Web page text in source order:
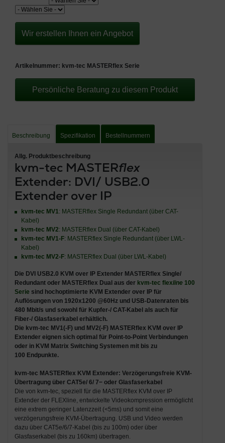
Wir erstellen Ihnen ein Angebot
Artikelnummer: kvm-tec MASTERflex Serie
Persönliche Beratung zu diesem Produkt
Beschreibung Spezifikation Bestellnummern
Allg. Produktbeschreibung
kvm-tec MASTERflex
Extender: DVI/ USB2.0
Extender over IP
kvm-tec MV1: MASTERflex Single Redundant (über CAT-
Kabel)
kvm-tec MV2: MASTERflex Dual (über CAT-Kabel)
kvm-tec MV1-F: MASTERflex Single Redundant (über LWL-
Kabel)
kvm-tec MV2-F: MASTERflex Dual (über LWL-Kabel)
Die DVI USB2.0 KVM over IP Extender MASTERflex Single/
Redundant oder MASTERflex Dual aus der kvm-tec flexline 100
Serie sind hochoptimierte KVM Extender over IP für
Auflösungen von 1920x1200 @60Hz und USB-Datenraten bis
480 Mbit/s und sowohl für Kupfer-/ CAT-Kabel als auchfür
Fiber-/ Glasfaserkabel erhältlich.
Die kvm-tec MV1(-F) und MV2(-F) MASTERflex KVM over IP
Extendereignen sich optimal für Point-to-Point Verbindungen
oder in KVM Matrix Switching Systemen mit bis zu
100 Endpunkte.
kvm-tec MASTERflex KVM Extender: Verzögerungsfreie KVM-
Übertragung über CAT5e/ 6/ 7− oder Glasfaserkabel
Die von kvm-tec, speziell für die MASTERflex KVM over IP
Extender der FLEXline, entwickelte Videokompression ermöglicht
eine extrem geringer Latenzzeit (<5ms) und somit eine
verzögerungsfreie KVM-Übertragung. USB und Video werden
dazu über CAT5e/6/7-Kabel (bis zu 100m) oder über
Glasfaserkabel (bis zu 160km) übertragen.